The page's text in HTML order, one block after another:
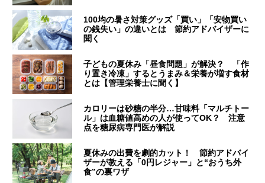
100均の暑さ対策グッズ「買い」「安物買い
の銭失い」の違いとは 節約アドバイザーに
聞く
子どもの夏休み「昼食問題」が解決？ 「作
り置き冷凍」するとうまみ＆栄養が増す食材
とは【管理栄養士に聞く】
カロリーは砂糖の半分…甘味料「マルチトー
ル」は血糖値高めの人が使ってOK？ 注意
点を糖尿病専門医が解説
夏休みの出費を劇的カット！ 節約アドバイ
ザーが教える「0円レジャー」と“おうち外
食”の裏ワザ